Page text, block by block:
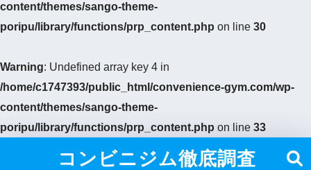
content/themes/sango-theme-
poripu/library/functions/prp_content.php on line 30
Warning: Undefined array key 4 in
/home/c1747393/public_html/convenience-gym.com/wp-
content/themes/sango-theme-
poripu/library/functions/prp_content.php on line 33
コンビニジム徹底調査